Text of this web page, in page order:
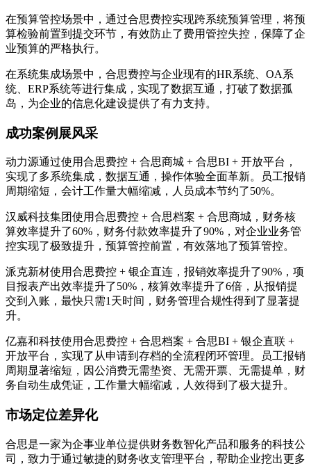
在预算管控场景中，通过合思费控实现跨系统预算管理，将预
算检验前置到提交环节，有效防止了费用管控失控，保障了企
业预算的严格执行。
在系统集成场景中，合思费控与企业现有的HR系统、OA系
统、ERP系统等进行集成，实现了数据互通，打破了数据孤
岛，为企业的信息化建设提供了有力支持。
成功案例展风采
动力源通过使用合思费控 + 合思商城 + 合思BI + 开放平台，
实现了多系统集成，数据互通，操作体验全面革新。员工报销
周期缩短，会计工作量大幅缩减，人员成本节约了50%。
汉威科技集团使用合思费控 + 合思档案 + 合思商城，财务核
算效率提升了60%，财务付款效率提升了90%，对企业业务管
控实现了极致提升，预算管控前置，有效落地了预算管控。
派克新材使用合思费控 + 银企直连，报销效率提升了90%，项
目报表产出效率提升了50%，核算效率提升了6倍，从报销提
交到入账，最快只需1天时间，财务管理合规性得到了显著提
升。
亿嘉和科技使用合思费控 + 合思档案 + 合思BI + 银企直联 +
开放平台，实现了从申请到存档的全流程闭环管理。员工报销
周期显著缩短，因公消费无需垫资、无需开票、无需提单，财
务自动生成凭证，工作量大幅缩减，人效得到了极大提升。
市场定位差异化
合思是一家为企事业单位提供财务数智化产品和服务的科技公
司，致力于通过敏捷的财务收支管理平台，帮助企业挖出更多